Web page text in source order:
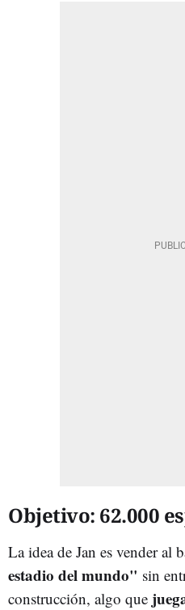
Objetivo: 62.000
La idea de Jan es vender al
estadio del mundo" sin
construcción, algo que